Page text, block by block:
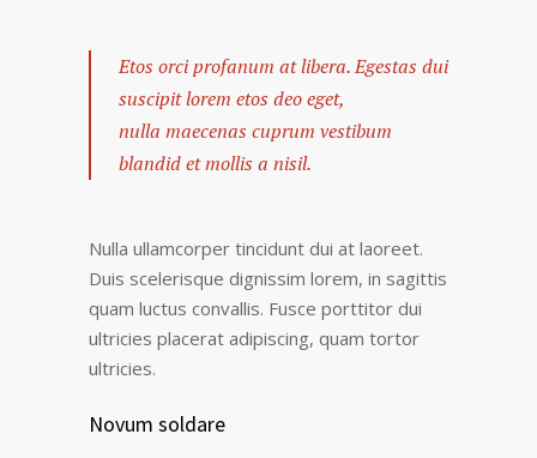
Etos orci profanum at libera. Egestas dui
suscipit lorem etos deo eget,
nulla maecenas cuprum vestibum
blandid et mollis a nisil.
Nulla ullamcorper tincidunt dui at laoreet.
Duis scelerisque dignissim lorem, in sagittis
quam luctus convallis. Fusce porttitor dui
ultricies placerat adipiscing, quam tortor
ultricies.
Novum soldare